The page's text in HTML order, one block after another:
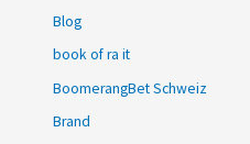
Blog
book of ra it
BoomerangBet Schweiz
Brand